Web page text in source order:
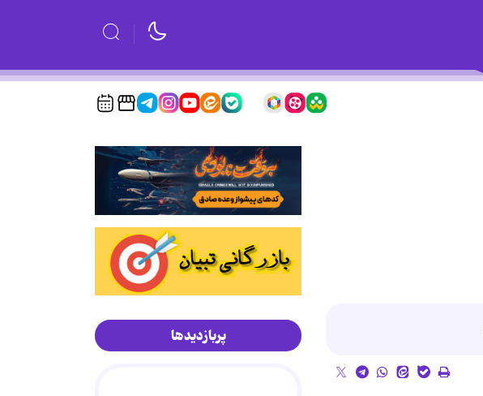
پربازدیدها